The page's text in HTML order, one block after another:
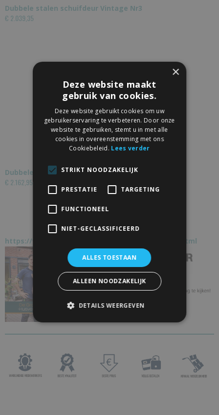
Dubbele stalen schuifdeur Vintage Nr3
€ 2.039,35
Dubbele stalen schuifdeur Vintage Nr1
€ 2.162,95
https://www.schuifdeur-totaal.nl/bekend-van-tv.html
×
Deze website maakt
gebruik van cookies.
Deze website gebruikt cookies om uw
gebruikerservaring te verbeteren. Door onze
website te gebruiken, stemt u in met alle
cookies in overeenstemming met ons
Cookiebeleid. Lees verder
STRIKT NOODZAKELIJK
PRESTATIE TARGETING
FUNCTIONEEL
NIET-GECLASSIFICEERD
ALLES TOESTAAN
ALLEEN NOODZAKELIJK
DETAILS WEERGEVEN